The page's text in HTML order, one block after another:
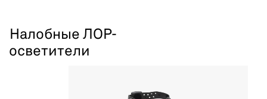
Налобные ЛОР-
осветители